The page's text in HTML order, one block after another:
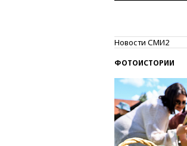
Новости СМИ2
ФОТОИСТОРИИ